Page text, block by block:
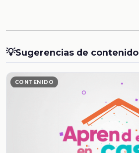
💡Sugerencias de contenido
CONTENIDO